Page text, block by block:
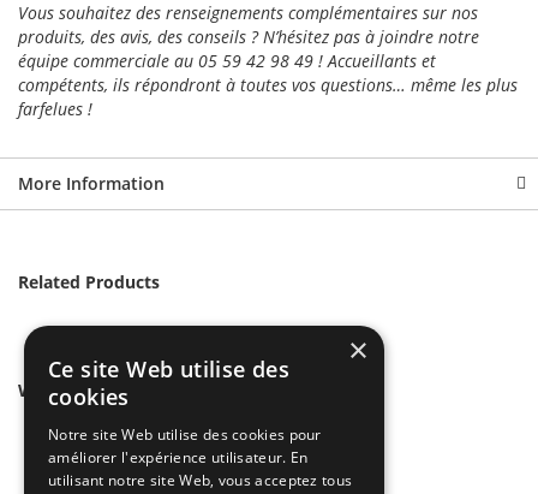
Vous souhaitez des renseignements complémentaires sur nos
produits, des avis, des conseils ? N’hésitez pas à joindre notre
équipe commerciale au 05 59 42 98 49 ! Accueillants et
compétents, ils répondront à toutes vos questions… même les plus
farfelues !
More Information
Related Products
We found other products you might like!
×
Ce site Web utilise des
cookies
Notre site Web utilise des cookies pour
améliorer l'expérience utilisateur. En
utilisant notre site Web, vous acceptez tous